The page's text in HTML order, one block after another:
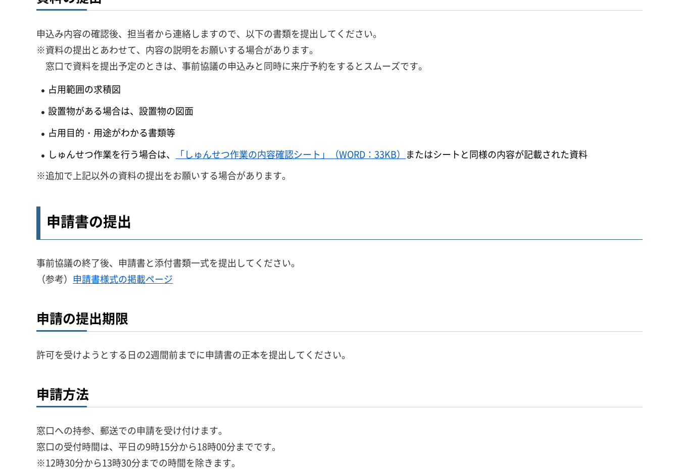
申込み内容の確認後、担当者から連絡しますので、以下の書類を提出してください。
※資料の提出とあわせて、内容の説明をお願いする場合があります。
窓口で資料を提出予定のときは、事前協議の申込みと同時に来庁予約をするとスムーズです。
占用範囲の求積図
設置物がある場合は、設置物の図面
占用目的・用途がわかる書類等
しゅんせつ作業を行う場合は、
「しゅんせつ作業の内容確認シート」（WORD：33KB） またはシートと同様の内容が記載された資料
※追加で上記以外の資料の提出をお願いする場合があります。
申請書の提出
事前協議の終了後、申請書と添付書類一式を提出してください。
（参考） 申請書様式の掲載ページ
申請の提出期限
許可を受けようとする日の2週間前までに申請書の正本を提出してください。
申請方法
窓口への持参、郵送での申請を受け付けます。
窓口の受付時間は、平日の9時15分から18時00分までです。
※12時30分から13時30分までの時間を除きます。